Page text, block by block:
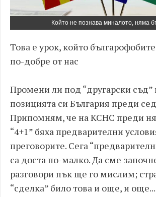
Който не познава миналото, няма
Това е урок, който
по-добре от нас
Промени ли под “другарски съд”
позицията си България преди
Припомням, че на КСНС преди
“4+1” бяха предварителни
преговорите. Сега
са доста по-малко. Да сме
разговори пък ще го мислим;
“сделка” било това и още, и още...